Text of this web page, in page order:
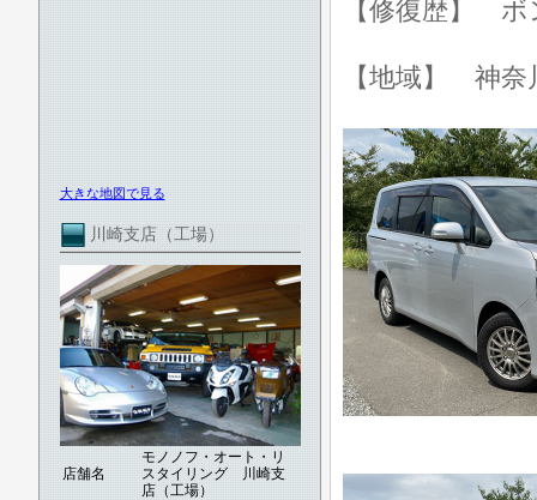
大きな地図で見る
川崎支店（工場）
店舗名
モノノフ・オート・リ
スタイリング 川崎支
店（工場）
【修復歴】
【地域】 神奈